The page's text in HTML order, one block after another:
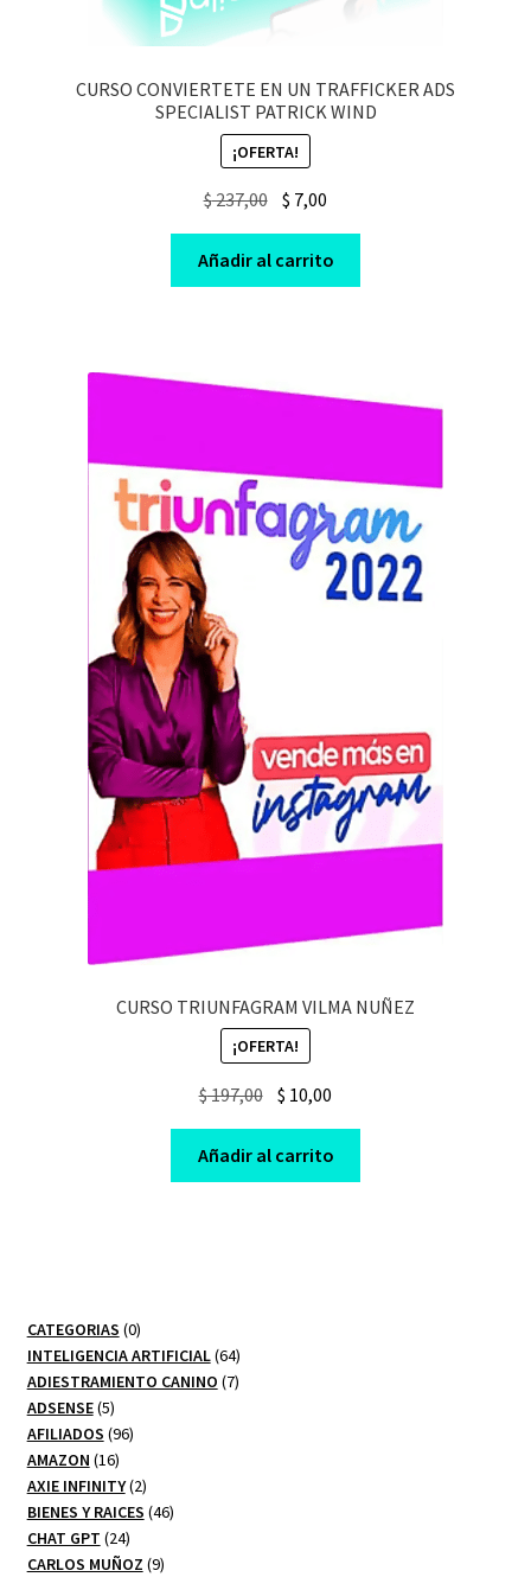
CURSO CONVIERTETE EN UN TRAFFICKER ADS
SPECIALIST PATRICK WIND
¡OFERTA!
$237,00 Original
price
was:
$ 237,00.
$ 7,00
price
is:
$ 7,00.
Añadir al carrito
CURSO TRIUNFAGRAM VILMA NUÑEZ
¡OFERTA!
$197,00 Original
was:
$ 197,00.
$ 10,00
is:
$ 10,00.
Añadir al carrito
CATEGORIAS 00
productos
INTELIGENCIA ARTIFICIAL 6464
productos
ADIESTRAMIENTO CANINO 77
ADSENSE 55
productos
AFILIADOS 9696
AMAZON 1616
productos
AXIE INFINITY 22
productos
BIENES Y RAICES 4646
CHAT GPT 2424
productos
CARLOS MUÑOZ 99